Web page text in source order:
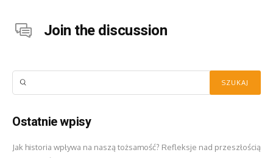
Join the discussion
Ostatnie wpisy
Jak historia wpływa na naszą tożsamość? Refleksje nad przeszłością